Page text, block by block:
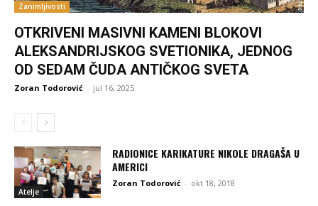
Zanimljivosti
OTKRIVENI MASIVNI KAMENI BLOKOVI
ALEKSANDRIJSKOG SVETIONIKA, JEDNOG
OD SEDAM ČUDA ANTIČKOG SVETA
Zoran Todorović - jul 16, 2025
Atelje
RADIONICE KARIKATURE NIKOLE DRAGAŠA U
AMERICI
Zoran Todorović - okt 18, 2018